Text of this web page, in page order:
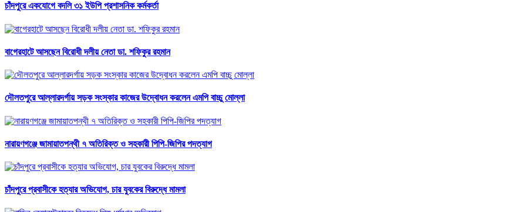
চাঁদপুরে একযোগে বদলি ৩১ ইউপি প্রশাসনিক কর্মকর্তা
বাগেরহাটে আসছেন বিরোধী দলীয় নেতা ডা. শফিকুর রহমান
দৌলতপুরে আল্লারদর্গায় সড়ক সংস্কার কাজের উদ্বোধন করলেন এমপি বাচ্চু মোল্লা
নারায়ণগঞ্জে জামায়াতপন্থী ৭ অতিরিক্ত ও সহকারী পিপি-জিপির পদত্যাগ
চাঁদপুরে প্রবাসীকে হত্যার অভিযোগ, চার যুবকের বিরুদ্ধে মামলা